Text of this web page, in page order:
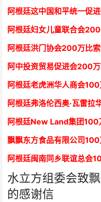
阿根廷这中国和平统一促
阿根廷妇女儿童联合会
阿根廷洪门协会200万比索
阿中投资贸易促进会200
阿根廷老虎洲华人商会100
阿根廷弗洛伦西奥·瓦雷拉
阿根廷New Land集团100
飘飘东方食品有限公司100
阿根廷闽南同乡联谊总会1
水立方组委会致
的感谢信